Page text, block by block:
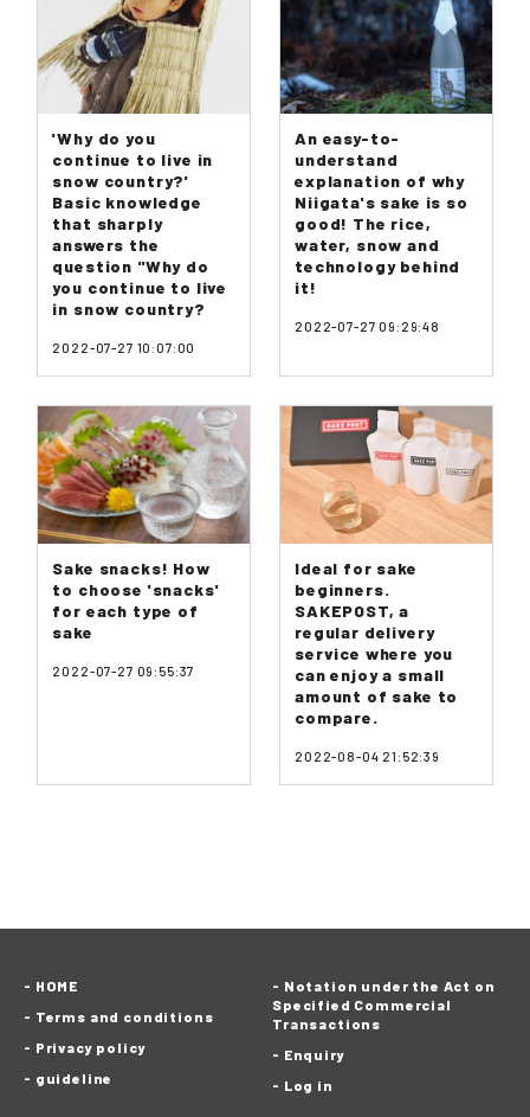
'Why do you
continue to live in
snow country?'
Basic knowledge
that sharply
answers the
question "Why do
you continue to live
in snow country?
2022-07-27 10:07:00
An easy-to-
understand
explanation of why
Niigata's sake is so
good! The rice,
water, snow and
technology behind
it!
2022-07-27 09:29:48
Sake snacks! How
to choose 'snacks'
for each type of
sake
2022-07-27 09:55:37
Ideal for sake
beginners.
SAKEPOST, a
regular delivery
service where you
can enjoy a small
amount of sake to
compare.
2022-08-04 21:52:39
HOME
Terms and conditions
Privacy policy
guideline
Notation under the Act on
Specified Commercial
Transactions
Enquiry
Log in